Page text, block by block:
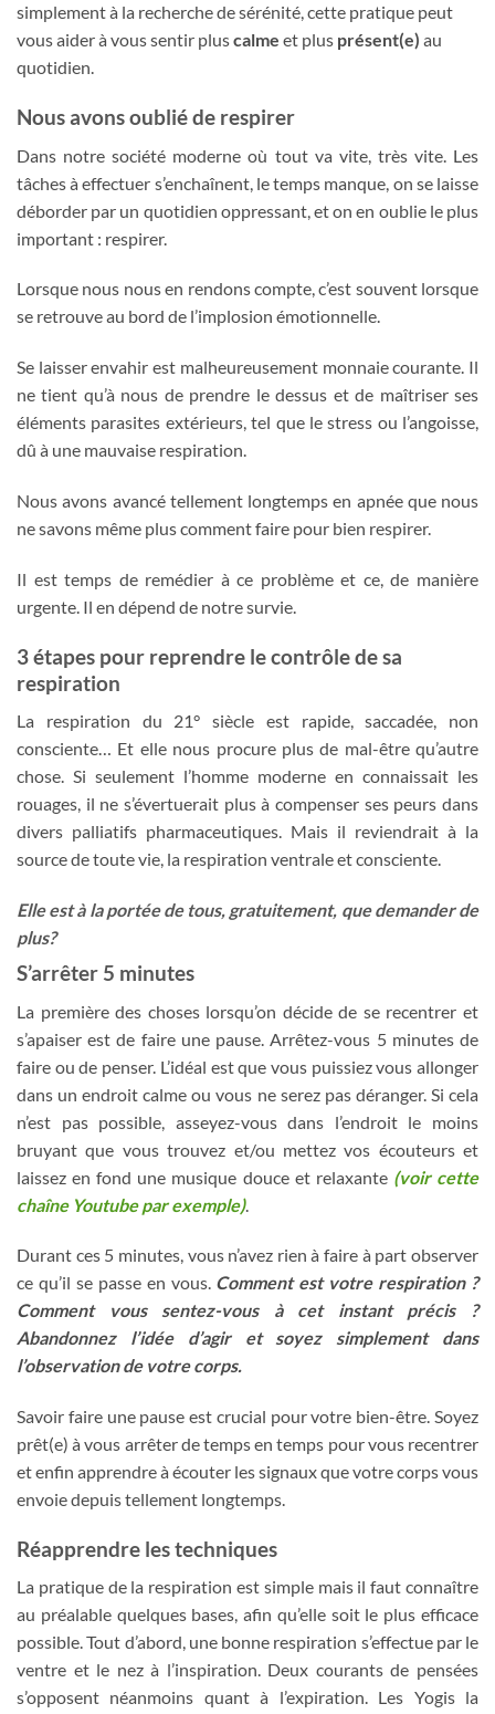
simplement à la recherche de sérénité, cette pratique peut
vous aider à vous sentir pluscalme et plus présent(e) au
quotidien.
Nous avons oublié de respirer
Dans notre société moderne où tout va vite, très vite. Les
tâches à effectuer s’enchaînent, le temps manque, on se laisse
déborder par un quotidien oppressant, et on en oublie le plus
important : respirer.
Lorsque nous nous en rendons compte, c’est souvent lorsque
se retrouve au bord de l’implosion émotionnelle.
Se laisser envahir est malheureusement monnaie courante. Il
ne tient qu’à nous de prendre le dessus et de maîtriser ses
éléments parasites extérieurs, tel que le stress ou l’angoisse,
dû à une mauvaise respiration.
Nous avons avancé tellement longtemps en apnée que nous
ne savons même plus comment faire pour bien respirer.
Il est temps de remédier à ce problème et ce, de manière
urgente. Il en dépend de notre survie.
3 étapes pour reprendre le contrôle de sa
respiration
La respiration du 21° siècle est rapide, saccadée, non
consciente… Et elle nous procure plus de mal-être qu’autre
chose. Si seulement l’homme moderne en connaissait les
rouages, il ne s’évertuerait plus à compenser ses peurs dans
divers palliatifs pharmaceutiques. Mais il reviendrait à la
source de toute vie, la respiration ventrale et consciente.
Elle est à la portée de tous, gratuitement, que demander de
plus?
S’arrêter 5 minutes
La première des choses lorsqu’on décide de se recentrer et
s’apaiser est de faire une pause. Arrêtez-vous 5 minutes de
faire ou de penser. L’idéal est que vous puissiez vous allonger
dans un endroit calme ou vous ne serez pas déranger. Si cela
n’est pas possible, asseyez-vous dans l’endroit le moins
bruyant que vous trouvez et/ou mettez vos écouteurs et
laissez en fond une musique douce et relaxante (voir cette
chaîne Youtube par exemple).
Durant ces 5 minutes, vous n’avez rien à faire à part observer
ce qu’il se passe en vous. Comment est votre respiration ?
Comment vous sentez-vous à cet instant précis ?
Abandonnez l’idée d’agir et soyez simplement dans
l’observation de votre corps.
Savoir faire une pause est crucial pour votre bien-être. Soyez
prêt(e) à vous arrêter de temps en temps pour vous recentrer
et enfin apprendre à écouter les signaux que votre corps vous
envoie depuis tellement longtemps.
Réapprendre les techniques
La pratique de la respiration est simple mais il faut connaître
au préalable quelques bases, afin qu’elle soit le plus efficace
possible. Tout d’abord, une bonne respiration s’effectue par le
ventre et le nez à l’inspiration. Deux courants de pensées
s’opposent néanmoins quant à l’expiration. Les Yogis la